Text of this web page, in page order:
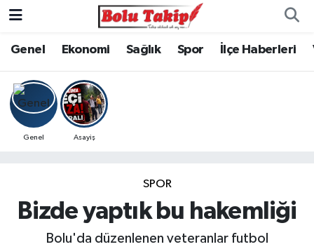
Genel Ekonomi Sağlık Spor İlçe Haberleri
Genel Asayiş
SPOR
Bizde yaptık bu hakemliği
Bolu'da düzenlenen veteranlar futbol